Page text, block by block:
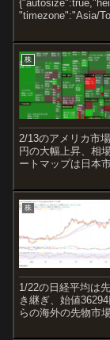
"timezone":"Asia/
株
2/13のアメリカ市
円の大幅上昇、相
ートマップは日本
株
1/22の日経平均は
き継ぎ、始値
らの海外の先物市